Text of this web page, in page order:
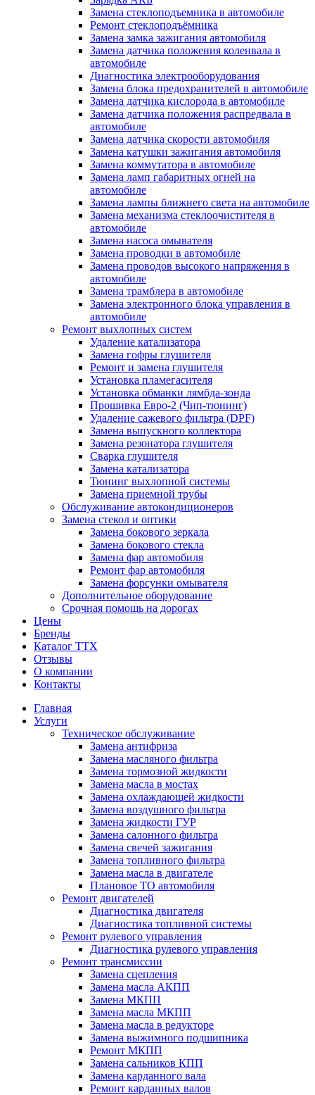
Замена стеклоподъемника в автомобиле
Ремонт стеклоподъёмника
Замена замка зажигания автомобиля
Замена датчика положения коленвала в
автомобиле
Диагностика электрооборудования
Замена блока предохранителей в автомобиле
Замена датчика кислорода в автомобиле
Замена датчика положения распредвала в
автомобиле
Замена датчика скорости автомобиля
Замена катушки зажигания автомобиля
Замена коммутатора в автомобиле
Замена ламп габаритных огней на
автомобиле
Замена лампы ближнего света на автомобиле
Замена механизма стеклоочистителя в
автомобиле
Замена насоса омывателя
Замена проводки в автомобиле
Замена проводов высокого напряжения в
автомобиле
Замена трамблера в автомобиле
Замена электронного блока управления в
автомобиле
Ремонт выхлопных систем
Удаление катализатора
Замена гофры глушителя
Ремонт и замена глушителя
Установка пламегасителя
Установка обманки лямбда-зонда
Прошивка Евро-2 (Чип-тюнинг)
Удаление сажевого фильтра (DPF)
Замена выпускного коллектора
Замена резонатора глушителя
Сварка глушителя
Замена катализатора
Тюнинг выхлопной системы
Замена приемной трубы
Обслуживание автокондиционеров
Замена стекол и оптики
Замена бокового зеркала
Замена бокового стекла
Замена фар автомобиля
Ремонт фар автомобиля
Замена форсунки омывателя
Дополнительное оборудование
Срочная помощь на дорогах
Цены
Бренды
Каталог ТТХ
Отзывы
О компании
Контакты
Главная
Услуги
Техническое обслуживание
Замена антифриза
Замена масляного фильтра
Замена тормозной жидкости
Замена масла в мостах
Замена охлаждающей жидкости
Замена воздушного фильтра
Замена жидкости ГУР
Замена салонного фильтра
Замена свечей зажигания
Замена топливного фильтра
Замена масла в двигателе
Плановое ТО автомобиля
Ремонт двигателей
Диагностика двигателя
Диагностика топливной системы
Ремонт рулевого управления
Диагностика рулевого управления
Ремонт трансмиссии
Замена сцепления
Замена масла АКПП
Замена МКПП
Замена масла МКПП
Замена масла в редукторе
Замена выжимного подшипника
Ремонт МКПП
Замена сальников КПП
Замена карданного вала
Ремонт карданных валов